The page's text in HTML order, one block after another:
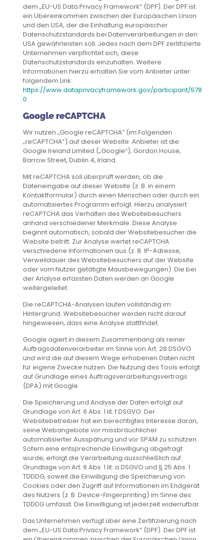
dem „EU-US Data Privacy Framework“ (DPF). Der DPF ist
ein Übereinkommen zwischen der Europäischen Union
und den USA, der die Einhaltung europäischer
Datenschutzstandards bei Datenverarbeitungen in den
USA gewährleisten soll. Jedes nach dem DPF zertifizierte
Unternehmen verpflichtet sich, diese
Datenschutzstandards einzuhalten. Weitere
Informationen hierzu erhalten Sie vom Anbieter unter
folgendem Link:
https://www.dataprivacyframework.gov/participant/578
0.
Google reCAPTCHA
Wir nutzen „Google reCAPTCHA“ (im Folgenden
„reCAPTCHA“) auf dieser Website. Anbieter ist die
Google Ireland Limited („Google“), Gordon House,
Barrow Street, Dublin 4, Irland.
Mit reCAPTCHA soll überprüft werden, ob die
Dateneingabe auf dieser Website (z. B. in einem
Kontaktformular) durch einen Menschen oder durch ein
automatisiertes Programm erfolgt. Hierzu analysiert
reCAPTCHA das Verhalten des Websitebesuchers
anhand verschiedener Merkmale. Diese Analyse
beginnt automatisch, sobald der Websitebesucher die
Website betritt. Zur Analyse wertet reCAPTCHA
verschiedene Informationen aus (z. B. IP-Adresse,
Verweildauer des Websitebesuchers auf der Website
oder vom Nutzer getätigte Mausbewegungen). Die bei
der Analyse erfassten Daten werden an Google
weitergeleitet.
Die reCAPTCHA-Analysen laufen vollständig im
Hintergrund. Websitebesucher werden nicht darauf
hingewiesen, dass eine Analyse stattfindet.
Google agiert in diesem Zusammenhang als reiner
Auftragsdatenverarbeiter im Sinne von Art. 28 DSGVO
und wird die auf diesem Wege erhobenen Daten nicht
für eigene Zwecke nutzen. Die Nutzung des Tools erfolgt
auf Grundlage eines Auftragsverarbeitungsvertrags
(DPA) mit Google.
Die Speicherung und Analyse der Daten erfolgt auf
Grundlage von Art. 6 Abs. 1 lit. f DSGVO. Der
Websitebetreiber hat ein berechtigtes Interesse daran,
seine Webangebote vor missbräuchlicher
automatisierter Ausspähung und vor SPAM zu schützen.
Sofern eine entsprechende Einwilligung abgefragt
wurde, erfolgt die Verarbeitung ausschließlich auf
Grundlage von Art. 6 Abs. 1 lit. a DSGVO und § 25 Abs. 1
TDDDG, soweit die Einwilligung die Speicherung von
Cookies oder den Zugriff auf Informationen im Endgerät
des Nutzers (z. B. Device-Fingerprinting) im Sinne des
TDDDG umfasst. Die Einwilligung ist jederzeit widerrufbar.
Das Unternehmen verfügt über eine Zertifizierung nach
dem „EU-US Data Privacy Framework“ (DPF). Der DPF ist